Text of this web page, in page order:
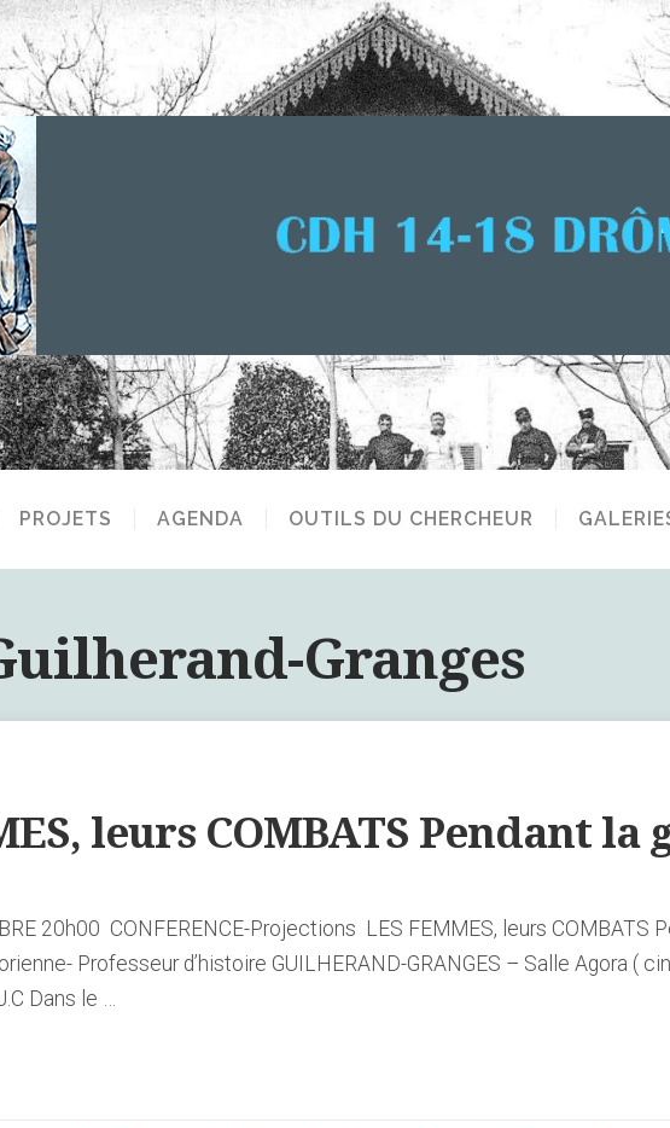
PROJETS AGENDA OUTILS DU CHERCHEUR
Granges
leurs COMBATS Pendant la
20h00 CONFERENCE-Projections LES FEMMES, leurs COMBATS
Professeur d’histoire GUILHERAND-GRANGES – Salle Agora (
Dans le …